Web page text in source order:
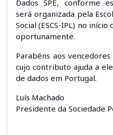
Dados SPE, conforme
será organizada pela
Social (ESCS-IPL) no
oportunamente.
Parabéns aos
cujo contributo ajuda a
de dados em Portugal.
Luís Machado
Presidente da Sociedade